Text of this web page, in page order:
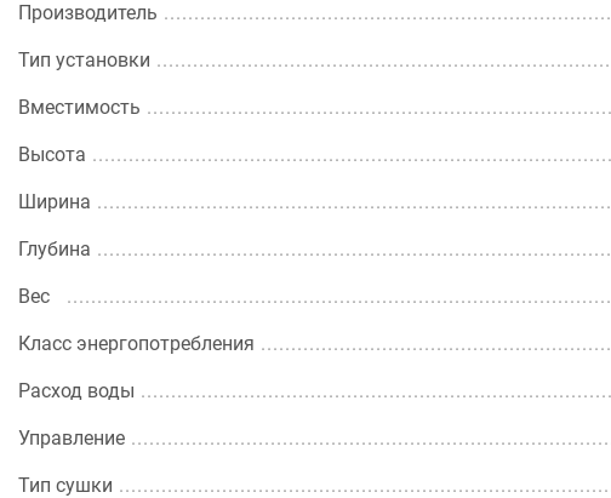
Производитель
Тип установки
Вместимость
Высота
Ширина
Глубина
Вес
Класс энергопотребления
Расход воды
Управление
Тип сушки